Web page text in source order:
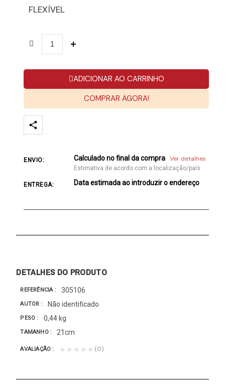
FLEXÍVEL
ADICIONAR AO CARRINHO
COMPRAR AGORA!
ENVIO: Calculado no final da compra Ver detalhes
Estimativa de acordo com a localização/país
ENTREGA: Data estimada ao introduzir o endereço
DETALHES DO PRODUTO
REFERÊNCIA 305106
AUTOR Não identificado
PESO 0,44 kg
TAMANHO 21cm
AVALIAÇÃO ★★★★★ (0)